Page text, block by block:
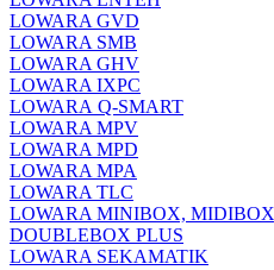
LOWARA GVD
LOWARA SMB
LOWARA GHV
LOWARA IXPС
LOWARA Q-SMART
LOWARA MPV
LOWARA MPD
LOWARA MPA
LOWARA TLC
LOWARA MINIBOX,
DOUBLEBOX PLUS
LOWARA SEKAMATIK